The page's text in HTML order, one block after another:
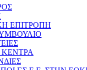
ΕΠΙΤΡΟΠΗ
ΚΕΝΤΡΑ